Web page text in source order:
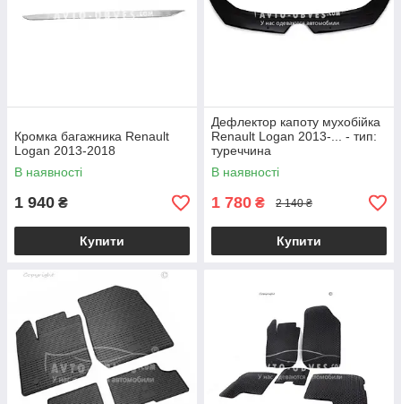
Кромка багажника Renault
Logan 2013-2018
В наявності
1 940 ₴
Купити
Дефлектор капоту мухобійка
Renault Logan 2013-... - тип:
туреччина
В наявності
1 780 ₴ 2 140 ₴
Купити